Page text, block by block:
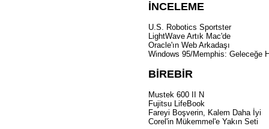
İNCELEME
U.S. Robotics Sportster
LightWave Artık Mac'de
Oracle'ın Web Arkadaşı
Windows 95/Memphis: Geleceğe
BİREBİR
Mustek 600 II N
Fujitsu LifeBook
Fareyi Boşverin, Kalem Daha İyi
Corel'in Mükemmel'e Yakın Seti